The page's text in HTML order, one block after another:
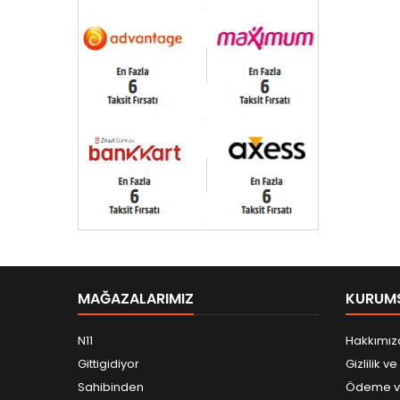
MAĞAZALARIMIZ
N11
Gittigidiyor
Sahibinden
Gizlilik
Ödeme